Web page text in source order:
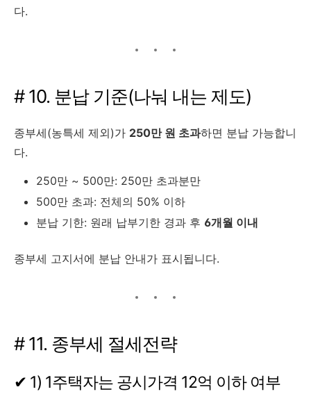
다.
# 10. 분납 기준(나눠 내는 제도)
종부세(농특세 제외)가 250만 원 초과하면 분납 가능합니
다.
250만 ~ 500만: 250만 초과분만
500만 초과: 전체의 50% 이하
분납 기한: 원래 납부기한 경과 후 6개월 이내
종부세 고지서에 분납 안내가 표시됩니다.
# 11. 종부세 절세전략
✔ 1) 1주택자는 공시가격 12억 이하 여부